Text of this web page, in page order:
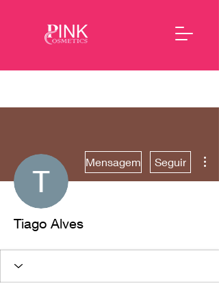
Mensagem Seguir
Tiago Alves